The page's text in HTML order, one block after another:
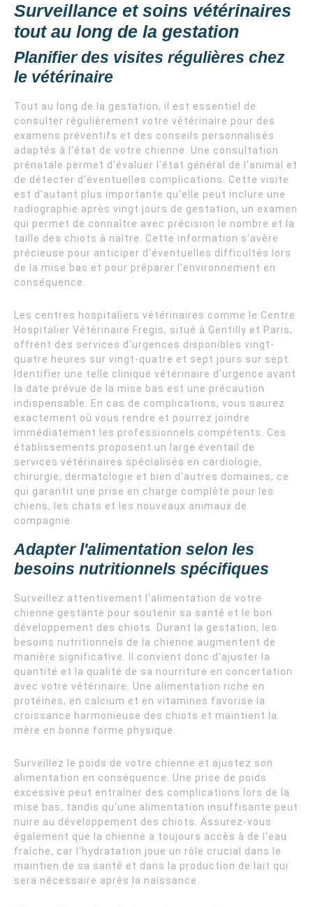
Surveillance et soins vétérinaires
tout au long de la gestation
Planifier des visites régulières chez
le vétérinaire
Tout au long de la gestation, il est essentiel de
consulter régulièrement votre vétérinaire pour des
examens préventifs et des conseils personnalisés
adaptés à l'état de votre chienne. Une consultation
prénatale permet d'évaluer l'état général de l'animal et
de détecter d'éventuelles complications. Cette visite
est d'autant plus importante qu'elle peut inclure une
radiographie après vingt jours de gestation, un examen
qui permet de connaître avec précision le nombre et la
taille des chiots à naître. Cette information s'avère
précieuse pour anticiper d'éventuelles difficultés lors
de la mise bas et pour préparer l'environnement en
conséquence.
Les centres hospitaliers vétérinaires comme le Centre
Hospitalier Vétérinaire Fregis, situé à Gentilly et Paris,
offrent des services d'urgences disponibles vingt-
quatre heures sur vingt-quatre et sept jours sur sept.
Identifier une telle clinique vétérinaire d'urgence avant
la date prévue de la mise bas est une précaution
indispensable. En cas de complications, vous saurez
exactement où vous rendre et pourrez joindre
immédiatement les professionnels compétents. Ces
établissements proposent un large éventail de
services vétérinaires spécialisés en cardiologie,
chirurgie, dermatologie et bien d'autres domaines, ce
qui garantit une prise en charge complète pour les
chiens, les chats et les nouveaux animaux de
compagnie.
Adapter l'alimentation selon les
besoins nutritionnels spécifiques
Surveillez attentivement l'alimentation de votre
chienne gestante pour soutenir sa santé et le bon
développement des chiots. Durant la gestation, les
besoins nutritionnels de la chienne augmentent de
manière significative. Il convient donc d'ajuster la
quantité et la qualité de sa nourriture en concertation
avec votre vétérinaire. Une alimentation riche en
protéines, en calcium et en vitamines favorise la
croissance harmonieuse des chiots et maintient la
mère en bonne forme physique.
Surveillez le poids de votre chienne et ajustez son
alimentation en conséquence. Une prise de poids
excessive peut entraîner des complications lors de la
mise bas, tandis qu'une alimentation insuffisante peut
nuire au développement des chiots. Assurez-vous
également que la chienne a toujours accès à de l'eau
fraîche, car l'hydratation joue un rôle crucial dans le
maintien de sa santé et dans la production de lait qui
sera nécessaire après la naissance.